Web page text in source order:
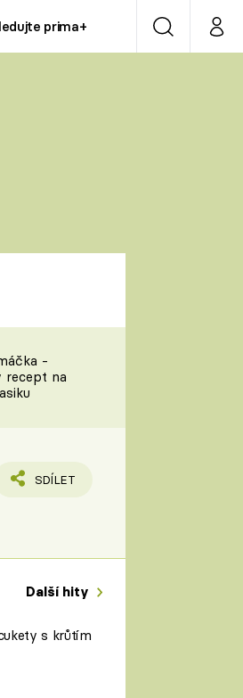
prima+ VyhledáváníMůj
LAJK
nás
-
recept na
SDÍLET
Další hity
s krůtím